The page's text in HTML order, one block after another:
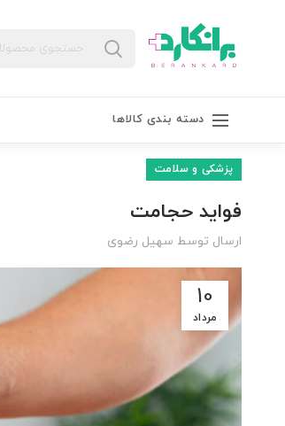
دسته بندی کالاها
پزشکی و سلامت
فواید حجامت
ارسال توسط سهیل رضوی
10
مرداد